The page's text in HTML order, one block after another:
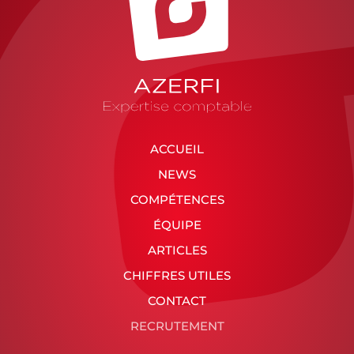
ACCUEIL
NEWS
COMPÉTENCES
ÉQUIPE
ARTICLES
CHIFFRES UTILES
CONTACT
RECRUTEMENT